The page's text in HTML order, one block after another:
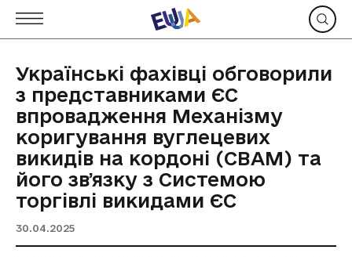
Українські фахівці обговорили
з представниками ЄС
впровадження Механізму
коригування вуглецевих
викидів на кордоні (CBAM) та
його звʼязку з Системою
торгівлі викидами ЄС
30.04.2025